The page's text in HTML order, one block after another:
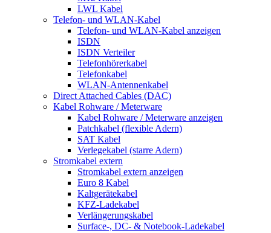
LWL Kabel
Telefon- und WLAN-Kabel
Telefon- und WLAN-Kabel anzeigen
ISDN
ISDN Verteiler
Telefonhörerkabel
Telefonkabel
WLAN-Antennenkabel
Direct Attached Cables (DAC)
Kabel Rohware / Meterware
Kabel Rohware / Meterware anzeigen
Patchkabel (flexible Adern)
SAT Kabel
Verlegekabel (starre Adern)
Stromkabel extern
Stromkabel extern anzeigen
Euro 8 Kabel
Kaltgerätekabel
KFZ-Ladekabel
Verlängerungskabel
Surface-, DC- & Notebook-Ladekabel